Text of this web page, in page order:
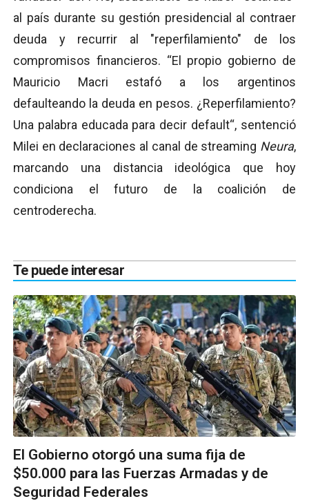
al país durante su gestión presidencial al contraer
deuda y recurrir al "reperfilamiento" de los
compromisos financieros. “El propio gobierno de
Mauricio Macri estafó a los argentinos
defaulteando la deuda en pesos. ¿Reperfilamiento?
Una palabra educada para decir default“, sentenció
Milei en declaraciones al canal de streaming Neura,
marcando una distancia ideológica que hoy
condiciona el futuro de la coalición de
centroderecha.
Te puede interesar
El Gobierno otorgó una suma fija de
$50.000 para las Fuerzas Armadas y de
Seguridad Federales